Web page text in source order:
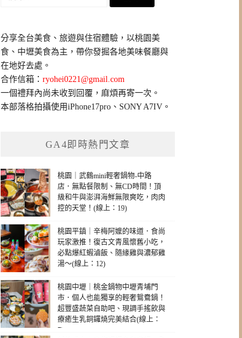
鍵
字:
分享全台美食、旅遊與住宿體驗，以桃園美
食、中壢美食為主，帶你發掘各地美味餐廳與
在地好去處。
合作信箱：ryohei0221@gmail.com
一個禮拜內尚未收到回覆，麻煩再寄一次。
本部落格拍攝使用iPhone17pro、SONY A7IV。
GA4即時熱門文章
桃園｜武鶴mini輕奢鍋物-中路
店．無點餐限制、無CD時間！頂
級和牛與澎湃海鮮無限爽吃，肉肉
控的天堂！(線上：19)
桃園平鎮｜辛梅阿嬤的味道．食尚
玩家激推！復古文青風懷舊小吃，
必點爆紅蝦滷飯、隨緣雞與濃郁雞
湯～(線上：12)
桃園中壢｜桃金鍋物中壢青埔門
市．個人也能獨享的輕奢鴛鴦鍋！
超豐盛蔬菜自助吧、現調手搖飲與
療癒生乳銅鑼燒完美結合(線上：
7)